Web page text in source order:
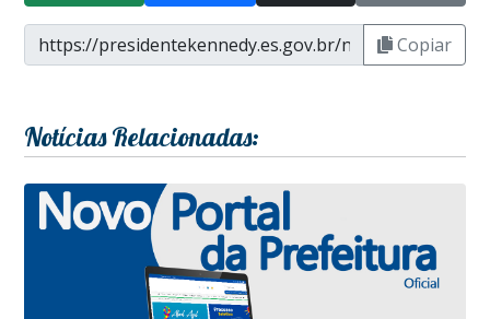
Copiar
Notícias Relacionadas: